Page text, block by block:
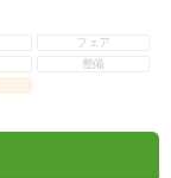
フェア
整備